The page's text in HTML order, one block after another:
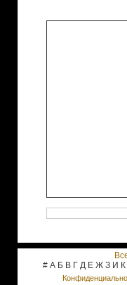
# А Б В Г Д Е Ж З И К